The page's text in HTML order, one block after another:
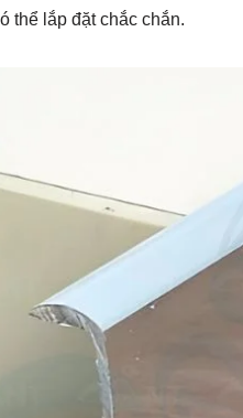
thể lắp đặt chắc chắn.